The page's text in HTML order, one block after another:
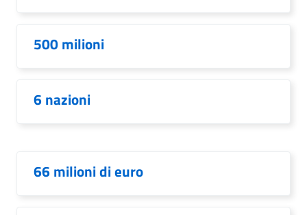
500 milioni
6 nazioni
66 milioni di euro